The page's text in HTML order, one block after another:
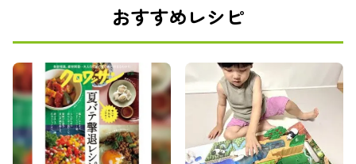
おすすめレシピ